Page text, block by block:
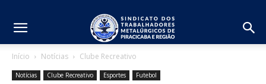
Início Notícias Clube Recreativo
Notícias Clube Recreativo Esportes Futebol